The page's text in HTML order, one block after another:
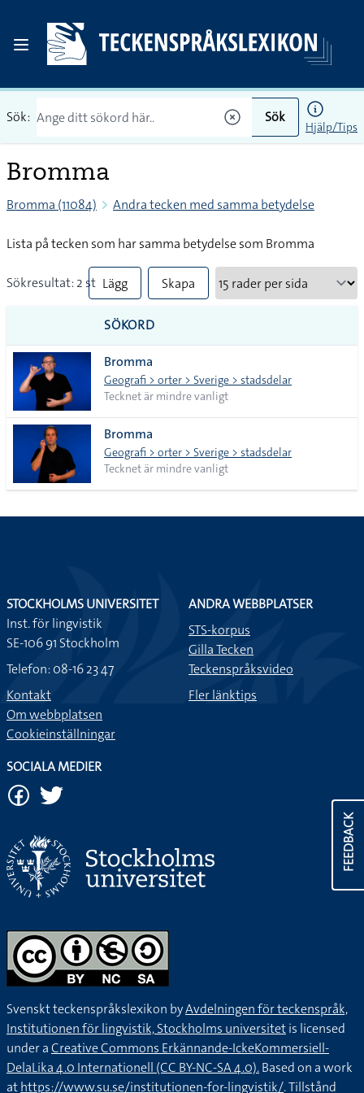
Sök: Sök
Hjälp/Tips
Bromma
Bromma (11084) Andra tecken med samma betydelse
Lista på tecken som har samma betydelse som Bromma
Sökresultat: 2 st Lägg
till
alla i
lista
Skapa
SÖKORD
Bromma
Geografi > orter > Sverige > stadsdelar
Tecknet är mindre vanligt
Bromma
Geografi > orter > Sverige > stadsdelar
Tecknet är mindre vanligt
FEEDBACK
STOCKHOLMS UNIVERSITET
Inst. för lingvistik
SE-106 91 Stockholm
Telefon: 08-16 23 47
Kontakt
Om webbplatsen
Cookieinställningar
ANDRA WEBBPLATSER
STS-korpus
Gilla Tecken
Teckenspråksvideo
Fler länktips
SOCIALA MEDIER
Svenskt teckenspråkslexikon byAvdelningen för teckenspråk,
Institutionen för lingvistik, Stockholms universitetis licensed
under aCreative Commons Erkännande-IckeKommersiell-
DelaLika 4.0 Internationell (CC BY-NC-SA 4.0).Based on a work
athttps://www.su.se/institutionen-for-lingvistik/. Tillstånd